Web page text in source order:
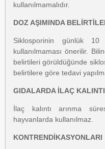
kullanılmamalıdır.
DOZ AŞIMINDA
Siklosporinin günlük 10
kullanılmaması önerilir.
belirtileri görüldüğünde
belirtilere göre tedavi
GIDALARDA İLAÇ
İlaç kalıntı arınma
hayvanlarda kullanılmaz.
KONTRENDİKASYONLARI